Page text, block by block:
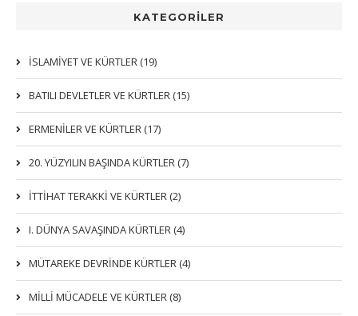
KATEGORİLER
İSLAMIYET VE KÜRTLER (19)
BATILI DEVLETLER VE KÜRTLER (15)
ERMENİLER VE KÜRTLER (17)
20. YÜZYILIN BAŞINDA KÜRTLER (7)
İTTIHAT TERAKKI VE KÜRTLER (2)
I. DÜNYA SAVAŞINDA KÜRTLER (4)
MÜTAREKE DEVRİNDE KÜRTLER (4)
MİLLİ MÜCADELE VE KÜRTLER (8)